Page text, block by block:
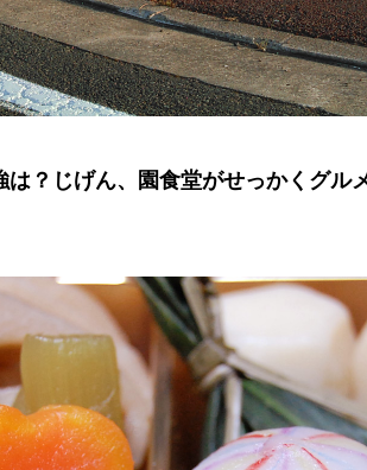
？じげん、園食堂がせっかくグル